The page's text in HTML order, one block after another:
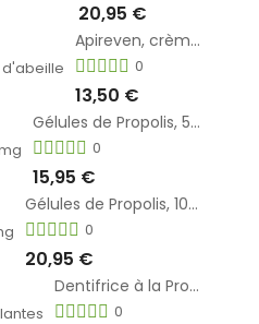
20,95 €
Apireven, crème de venin d'abeille
0
13,50 €
Gélules de Propolis, 500mg
0
15,95 €
Gélules de Propolis, 1000mg
0
20,95 €
Dentifrice à la Propolis & Plantes
0